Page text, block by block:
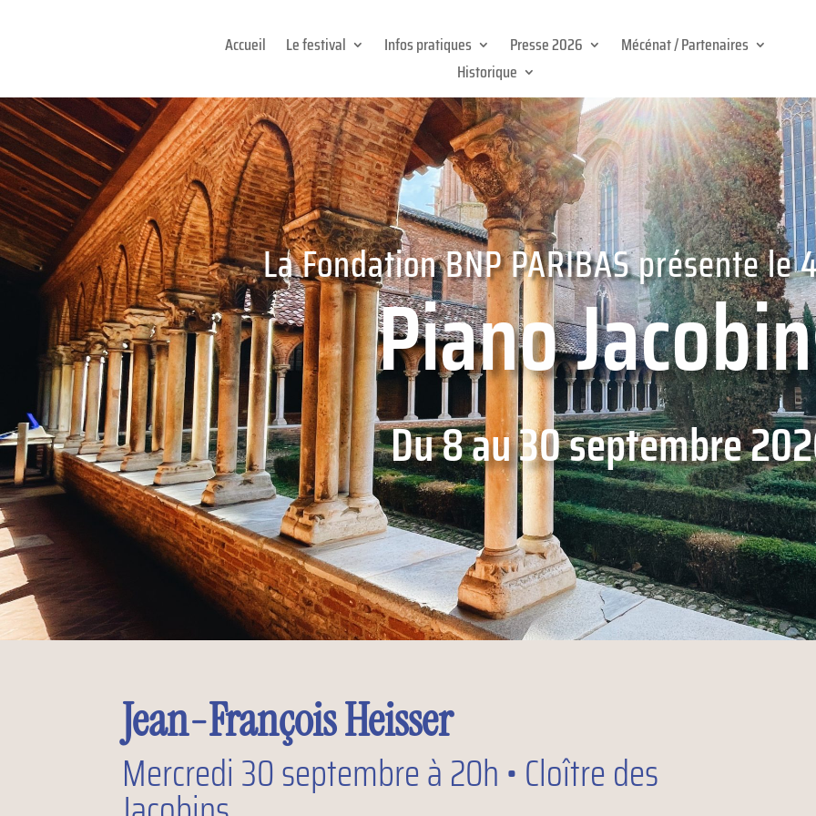
Accueil Le festival Infos pratiques Presse 2026
Mécénat / Partenaires
Historique
La Fondation BNP PARIBAS présente le
Piano
Du 8 au 30 septembre
Jean-François Heisser
Mercredi 30 septembre à 20h • Cloître des